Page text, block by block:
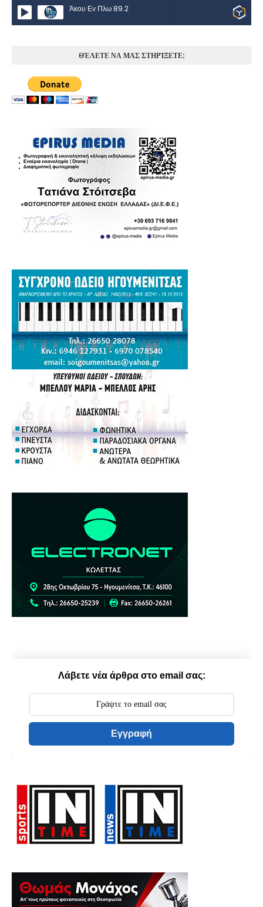
Άκου Εν Πλω 89.2
ΘΈΛΕΤΕ ΝΑ ΜΑΣ ΣΤΗΡΊΞΕΤΕ;
Λάβετε νέα άρθρα στο email σας:
Εγγραφή